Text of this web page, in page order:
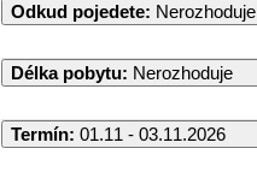
Odkud pojedete: Nerozhoduje
Délka pobytu: Nerozhoduje
Termín: 01.11 - 03.11.2026